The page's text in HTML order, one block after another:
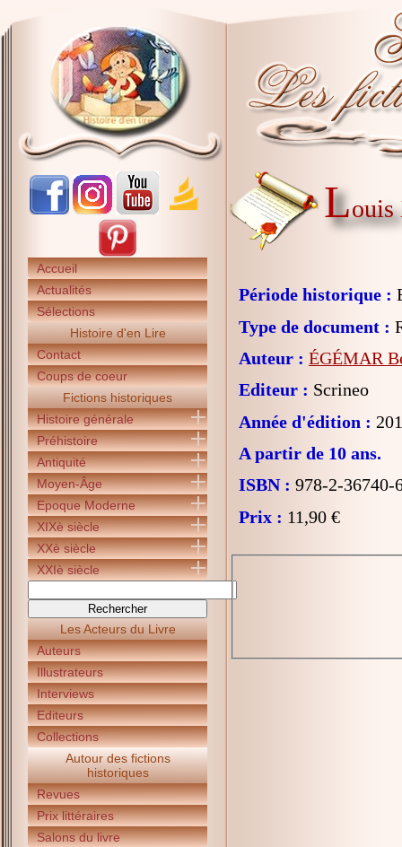
Accueil
Actualités
Sélections
Histoire d'en Lire
Contact
Coups de coeur
Fictions historiques
Histoire générale
Préhistoire
Antiquité
Moyen-Âge
Epoque Moderne
XIXè siècle
XXè siècle
XXIè siècle
Les Acteurs du Livre
Auteurs
Illustrateurs
Interviews
Editeurs
Collections
Autour des fictions
historiques
Revues
Prix littéraires
Salons du livre
Louis
Période historique :
Type de document :
Auteur : ÉGÉMAR
Editeur : Scrineo
Année d'édition :
A partir de 10 ans.
ISBN : 978-2-36740-
Prix : 11,90 €